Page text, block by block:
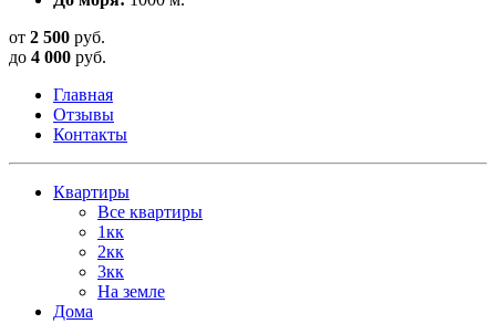
от 2 500 руб.
до 4 000 руб.
Главная
Отзывы
Контакты
Квартиры
Все квартиры
1кк
2кк
3кк
На земле
Дома